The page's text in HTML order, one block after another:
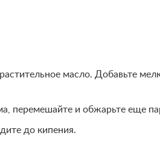
масло. Добавьте
перемешайте и обжарьте еще
до кипения.